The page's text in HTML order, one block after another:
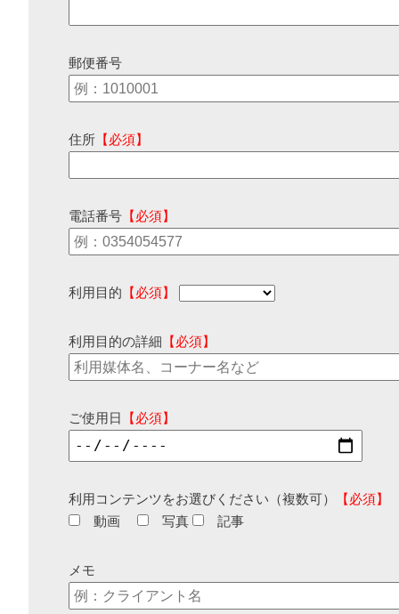
郵便番号
住所 【必須】
電話番号 【必須】
利用目的 【必須】
利用目的の詳細 【必須】
ご使用日 【必須】
利用コンテンツをお選びください（複数可）
【必須】
動画
写真 記事
メモ